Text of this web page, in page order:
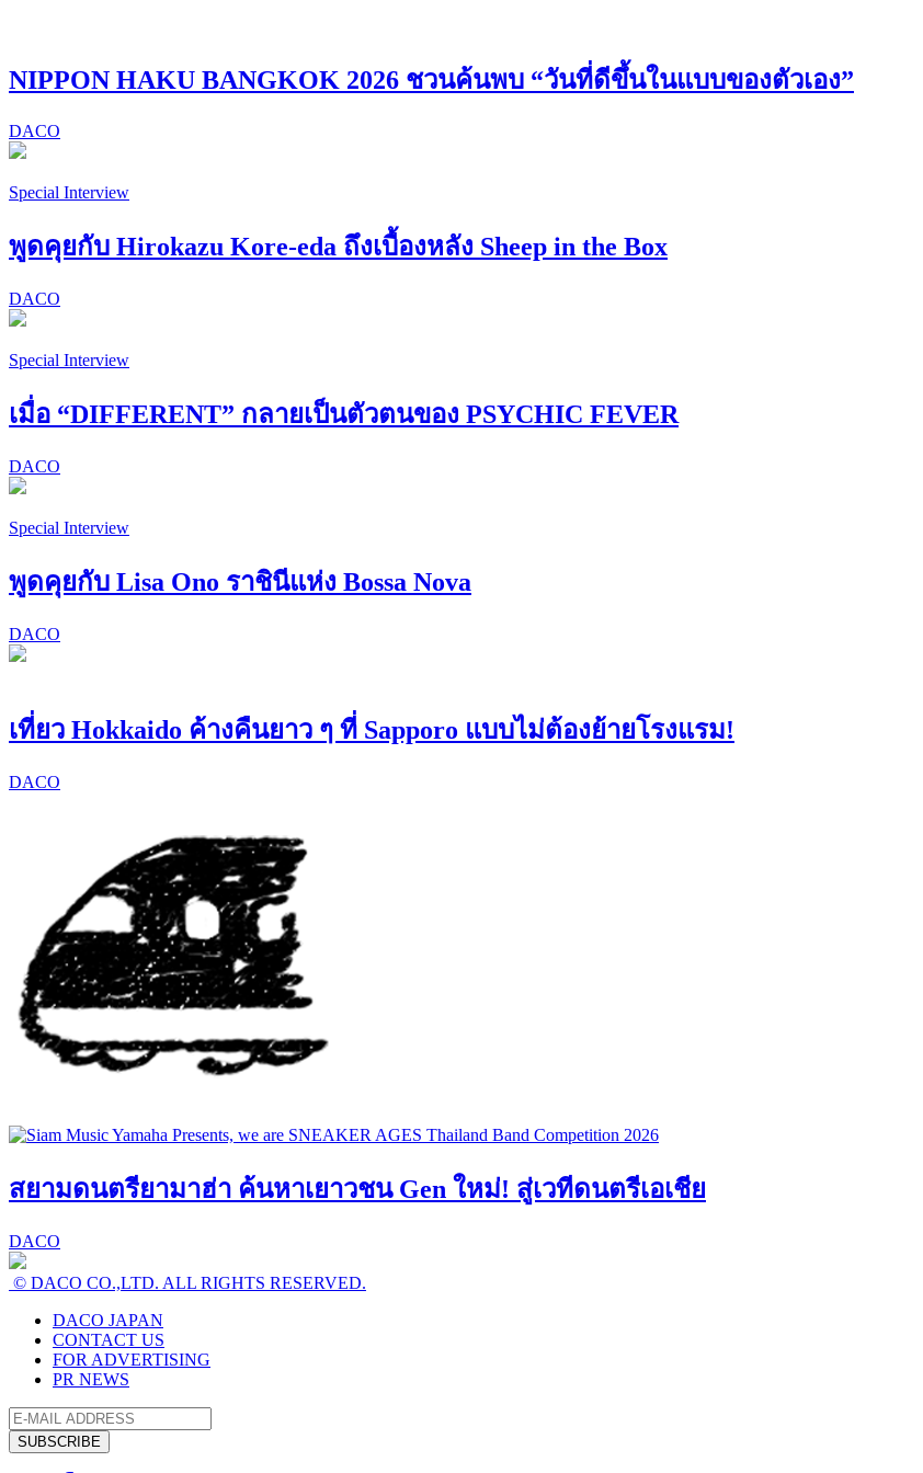
NIPPON HAKU BANGKOK 2026 ชวนค้นพบ “วันที่ดีขึ้นในแบบของตัวเอง”
DACO
Special Interview
พูดคุยกับ Hirokazu Kore-eda ถึงเบื้องหลัง Sheep in the Box
DACO
Special Interview
เมื่อ “DIFFERENT” กลายเป็นตัวตนของ PSYCHIC FEVER
DACO
Special Interview
พูดคุยกับ Lisa Ono ราชินีแห่ง Bossa Nova
DACO
เที่ยว Hokkaido ค้างคืนยาว ๆ ที่ Sapporo แบบไม่ต้องย้ายโรงแรม!
DACO
สยามดนตรียามาฮ่า ค้นหาเยาวชน Gen ใหม่! สู่เวทีดนตรีเอเชีย
DACO
© DACO CO.,LTD. ALL RIGHTS RESERVED.
DACO JAPAN
CONTACT US
FOR ADVERTISING
PR NEWS